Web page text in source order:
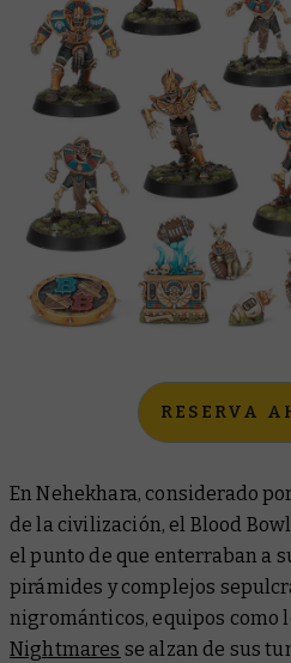
RESERVA
En Nehekhara, considerado
de la civilización, el Blood
el punto de que enterraban a
pirámides y complejos
nigrománticos, equipos como
Nightmares se alzan de sus